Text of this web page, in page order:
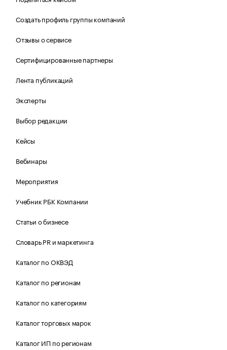
Создать профиль группы компаний
Отзывы о сервисе
Сертифицированные партнеры
Лента публикаций
Эксперты
Выбор редакции
Кейсы
Вебинары
Мероприятия
Учебник РБК Компании
Статьи о бизнесе
Словарь PR и маркетинга
Каталог по ОКВЭД
Каталог по регионам
Каталог по категориям
Каталог торговых марок
Каталог ИП по регионам